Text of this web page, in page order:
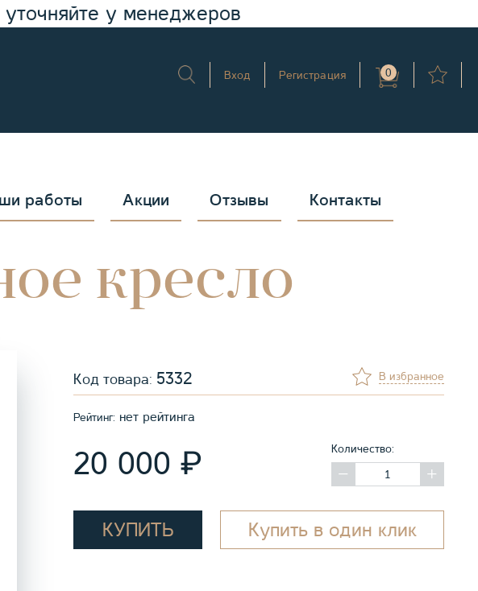
у менеджеров
Вход Регистрация 0
работы Акции Отзывы Контакты
кресло
Код товара: 5332 В избранное
Рейтинг: нет рейтинга
20 000 ₽ Количество:
КУПИТЬ Купить в один клик